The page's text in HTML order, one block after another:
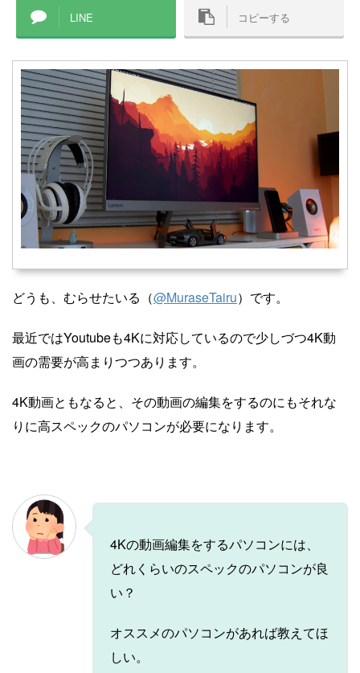
LINE コピーする
どうも、むらせたいる（@MuraseTairu）です。
最近ではYoutubeも4Kに対応しているので少しづつ4K動
画の需要が高まりつつあります。
4K動画ともなると、その動画の編集をするのにもそれな
りに高スペックのパソコンが必要になります。
4Kの動画編集をするパソコンには、
どれくらいのスペックのパソコンが良
い？
オススメのパソコンがあれば教えてほ
しい。